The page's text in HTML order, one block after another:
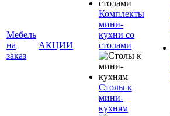
Мебель
на
заказ
АКЦИИ
Комплекты
мини-
кухни со
столами
Столы к
мини-
кухням